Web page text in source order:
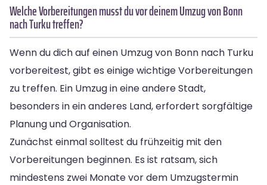
Welche Vorbereitungen musst du vor deinem Umzug von Bonn
nach Turku treffen?
Wenn du dich auf einen Umzug von Bonn nach Turku
vorbereitest, gibt es einige wichtige Vorbereitungen
zu treffen. Ein Umzug in eine andere Stadt,
besonders in ein anderes Land, erfordert sorgfältige
Planung und Organisation.
Zunächst einmal solltest du frühzeitig mit den
Vorbereitungen beginnen. Es ist ratsam, sich
mindestens zwei Monate vor dem Umzugstermin